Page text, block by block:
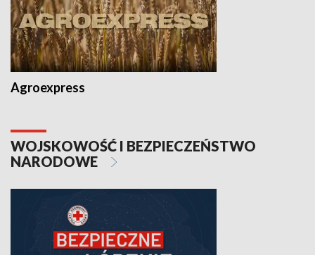
Agroexpress
WOJSKOWOŚĆ I BEZPIECZEŃSTWO
NARODOWE